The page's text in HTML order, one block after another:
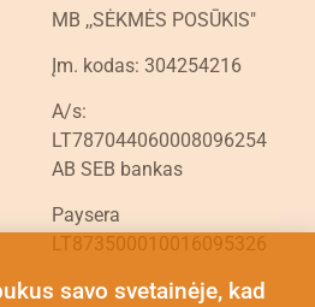
MB ,,SĖKMĖS POSŪKIS"
Įm. kodas: 304254216
A/s:
LT787044060008096254
AB SEB bankas
Paysera
LT873500010016095326
savo svetainėje, kad